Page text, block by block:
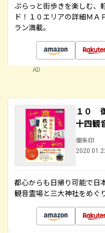
ぷらっと街歩きを楽しむ、
ド！１０エリアの詳細Ｍ
ラン満載。
AD
１０
十四観
御朱印
都心からも日帰り可能で日
観音霊場と三大神社をめぐ